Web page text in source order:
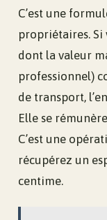
C’est une
propriétaires.
dont la valeur
professionnel)
de transport,
Elle se
C’est une
récupérez un
centime.